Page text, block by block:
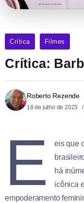
Crítica Filmes
Crítica:
Roberto Rezende
18 de julho de 2023
E
eis que
há
icônica
empoderamento